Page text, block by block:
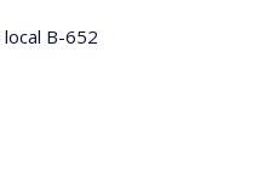
local B-652